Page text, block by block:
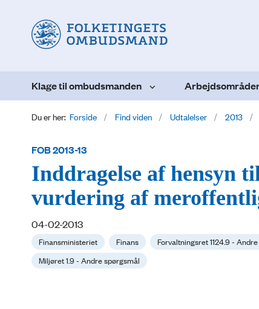
Klage til ombudsmanden
Du er her: Forside Find viden Udtalelser 2013
FOB 2013-13
Inddragelse af hensyn
vurdering af
04-02-2013
Finansministeriet Finans Forvaltningsret 1124.9 -
Miljøret 1.9 - Andre spørgsmål